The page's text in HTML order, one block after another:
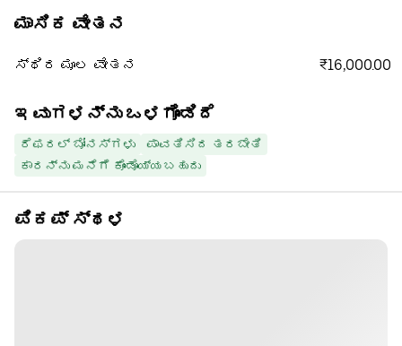
ಮಾಸಿಕ ವೇತನ
ಸ್ಥಿರ ಮೂಲ ವೇತನ ₹16,000.00
ಇವುಗಳನ್ನು ಒಳಗೊಂಡಿದೆ
ರೆಫರಲ್ ಬೋನಸ್‌ಗಳು
ಪಾವತಿಸಿದ ತರಬೇತಿ
ಕಾರನ್ನು ಮನೆಗೆ ಕೊಂಡೊಯ್ಯಬಹುದು
ಪಿಕಪ್ ಸ್ಥಳ